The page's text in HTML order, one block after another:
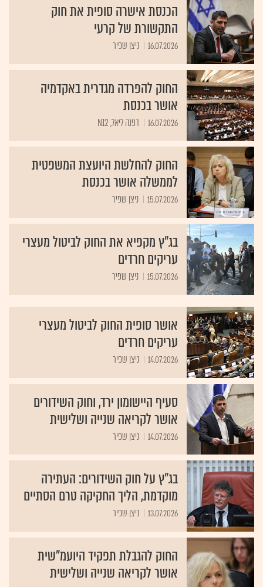
הכנסת אישרה סופית את חוק
התקשורת של קרעי
16.07.2026 ניצן שפיר
החוק להפרדה מגדרית באקדמיה
אושר בכנסת
16.07.2026 דפנה ליאל, N12
החוק להחלשת היועצת המשפטית
לממשלה אושר בכנסת
15.07.2026 ניצן שפיר
בג"ץ מקפיא את החוק לביטול מעצרי
עריקים חרדים
15.07.2026 ניצן שפיר
אושר סופית החוק לביטול מעצרי
עריקים חרדים
14.07.2026 ניצן שפיר
סעיף היישומון ירד, וחוק השידורים
אושר לקריאה שנייה ושלישית
14.07.2026 ניצן שפיר
בג"ץ על חוק השידורים: העתירה
מוקדמת, הליך החקיקה טרם הסתיים
13.07.2026 ניצן שפיר
החוק להגבלת תפקיד היועמ"שית
אושר לקריאה שנייה ושלישית